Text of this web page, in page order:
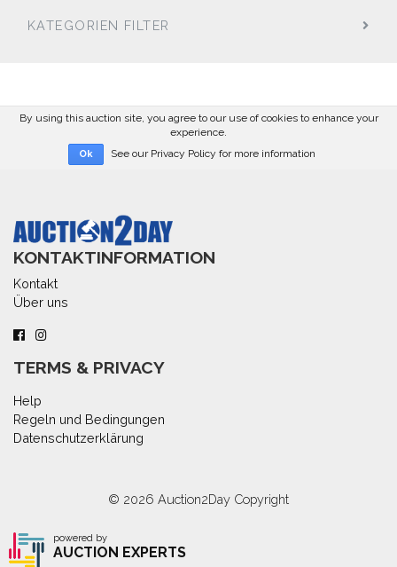
KATEGORIEN FILTER
By using this auction site, you agree to our use of cookies to enhance your
experience.
Ok See our Privacy Policy for more information
KONTAKTINFORMATION
Kontakt
Über uns
TERMS & PRIVACY
Help
Regeln und Bedingungen
Datenschutzerklärung
© 2026 Auction2Day Copyright
powered by
AUCTION EXPERTS